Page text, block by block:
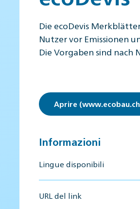
Die ecoDevis
Nutzer vor Emissionen
Die Vorgaben sind nach
Aprire
Informazioni
Lingue disponibili
URL del link